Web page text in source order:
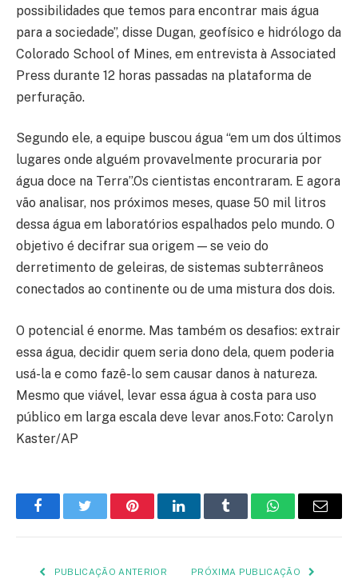
possibilidades que temos para encontrar mais água
para a sociedade”, disse Dugan, geofísico e hidrólogo da
Colorado School of Mines, em entrevista à Associated
Press durante 12 horas passadas na plataforma de
perfuração.
Segundo ele, a equipe buscou água “em um dos últimos
lugares onde alguém provavelmente procuraria por
água doce na Terra”.Os cientistas encontraram. E agora
vão analisar, nos próximos meses, quase 50 mil litros
dessa água em laboratórios espalhados pelo mundo. O
objetivo é decifrar sua origem — se veio do
derretimento de geleiras, de sistemas subterrâneos
conectados ao continente ou de uma mistura dos dois.
O potencial é enorme. Mas também os desafios: extrair
essa água, decidir quem seria dono dela, quem poderia
usá-la e como fazê-lo sem causar danos à natureza.
Mesmo que viável, levar essa água à costa para uso
público em larga escala deve levar anos.Foto: Carolyn
Kaster/AP
FacebookTwitter PinterestLinkedInTumblr WhatsApp
E-
PUBLICAÇÃO ANTERIOR PRÓXIMA PUBLICAÇÃO